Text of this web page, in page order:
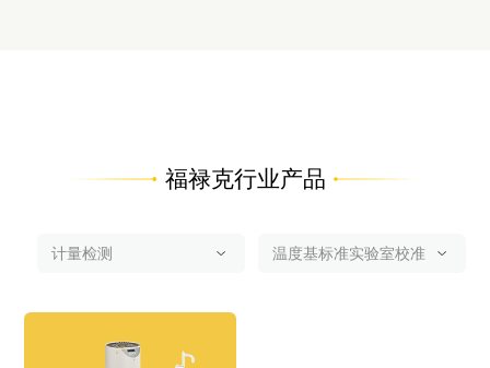
福禄克行业产品